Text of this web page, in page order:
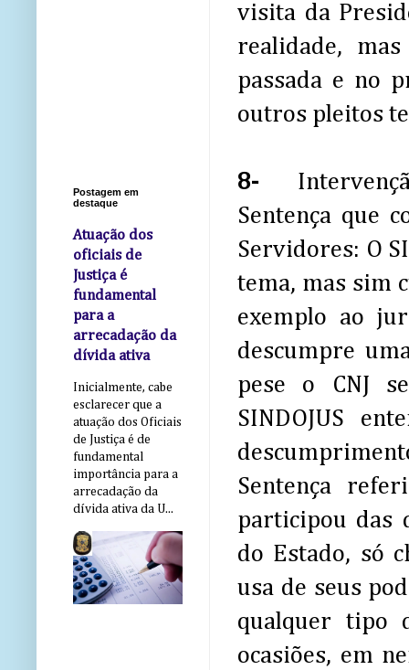
visita da
realidade,
passada e no
outros pleitos
8-
Sentença que
Servidores: O
tema, mas sim
exemplo ao
descumpre
pese o CNJ
SINDOJUS
Sentença
participou das
do Estado, só
usa de seus
qualquer tipo
ocasiões, em
Postagem em
destaque
Atuação dos
oficiais de
Justiça é
fundamental
para a
arrecadação da
dívida ativa
Inicialmente, cabe
esclarecer que a
atuação dos Oficiais
de Justiça é de
fundamental
importância para a
arrecadação da
dívida ativa da U...